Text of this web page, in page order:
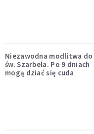
Niezawodna modlitwa do
św. Szarbela. Po 9 dniach
mogą dziać się cuda